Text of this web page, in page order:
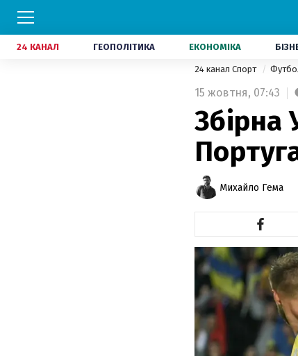
24 КАНАЛ ГЕОПОЛІТИКА ЕКОНОМІКА
24 канал Спорт
15 жовтня, 07:43
Збірна
Михайло Гема